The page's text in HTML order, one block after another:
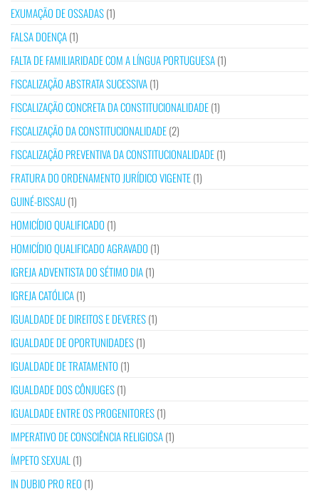
EXUMAÇÃO DE OSSADAS(1)
FALSA DOENÇA(1)
FALTA DE FAMILIARIDADE COM A LÍNGUA PORTUGUESA(1)
FISCALIZAÇÃO ABSTRATA SUCESSIVA(1)
FISCALIZAÇÃO CONCRETA DA CONSTITUCIONALIDADE(1)
FISCALIZAÇÃO DA CONSTITUCIONALIDADE(2)
FISCALIZAÇÃO PREVENTIVA DA CONSTITUCIONALIDADE(1)
FRATURA DO ORDENAMENTO JURÍDICO VIGENTE(1)
GUINÉ-BISSAU(1)
HOMICÍDIO QUALIFICADO (1)
HOMICÍDIO QUALIFICADO AGRAVADO (1)
IGREJA ADVENTISTA DO SÉTIMO DIA(1)
IGREJA CATÓLICA(1)
IGUALDADE DE DIREITOS E DEVERES(1)
IGUALDADE DE OPORTUNIDADES(1)
IGUALDADE DE TRATAMENTO (1)
IGUALDADE DOS CÔNJUGES(1)
IGUALDADE ENTRE OS PROGENITORES(1)
IMPERATIVO DE CONSCIÊNCIA RELIGIOSA(1)
ÍMPETO SEXUAL (1)
IN DUBIO PRO REO (1)